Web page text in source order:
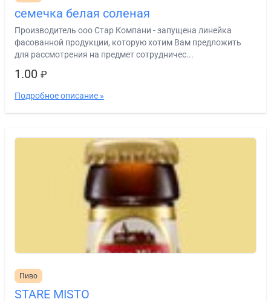
семечка белая соленая
Производитель ооо Стар Компани - запущена линейка
фасованной продукции, которую хотим Вам предложить
для рассмотрения на предмет сотрудничес...
1.00 ₽
Подробное описание »
Пиво
STARE MISTO